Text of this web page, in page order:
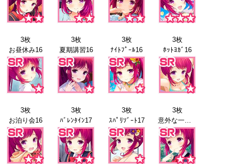
3枚
お昼休み16
3枚
夏期講習16
3枚
ﾅｲﾄﾌﾟｰﾙ16
3枚
ﾎｯﾄﾖｶﾞ16
3枚
お泊り会16
3枚
ﾊﾞﾚﾝﾀｲﾝ17
3枚
ｽﾊﾟﾘｿﾞｰﾄ17
3枚
意外な一面17